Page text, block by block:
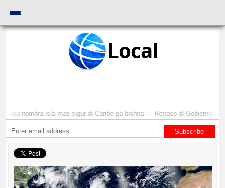
Local
nombra isla mas sigur di Caribe pa bishita Retraso di Gobierno ta
Subscribe